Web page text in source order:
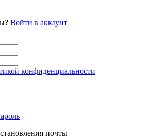
Войти в аккаунт
конфиденциальности
почты